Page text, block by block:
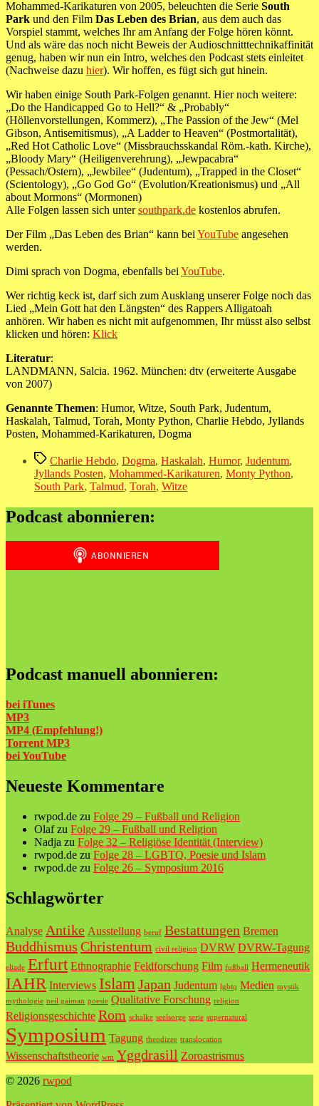
Mohammed-Karikaturen von 2005, beleuchten die Serie South
Park und den Film Das Leben des Brian, aus dem auch das
Vorspiel stammt, welches Ihr am Anfang der Folge hören könnt.
Und als wäre das noch nicht Beweis der Audioschnitttechnikaffinität
genug, haben wir nun ein Intro, welches den Podcast stets einleitet
(Nachweise dazu hier). Wir hoffen, es fügt sich gut hinein.
Wir haben einige South Park-Folgen genannt. Hier noch weitere:
„Do the Handicapped Go to Hell?“ & „Probably“
(Höllenvorstellungen, Kommerz), „The Passion of the Jew“ (Mel
Gibson, Antisemitismus), „A Ladder to Heaven“ (Postmortalität),
„Red Hot Catholic Love“ (Missbrauchsskandal Röm.-kath. Kirche),
„Bloody Mary“ (Heiligenverehrung), „Jewpacabra“
(Pessach/Ostern), „Jewbilee“ (Judentum), „Trapped in the Closet“
(Scientology), „Go God Go“ (Evolution/Kreationismus) und „All
about Mormons“ (Mormonen)
Alle Folgen lassen sich untersouthpark.de kostenlos abrufen.
Der Film „Das Leben des Brian“ kann beiYouTube angesehen
werden.
Dimi sprach von Dogma, ebenfalls beiYouTube.
Wer richtig keck ist, darf sich zum Ausklang unserer Folge noch das
Lied „Mein Gott hat den Längsten“ des Rappers Alligatoah
anhören. Wir haben es nicht mit aufgenommen, Ihr müsst also selbst
klicken und hören: Klick
Literatur:
LANDMANN, Salcia. 1962. München: dtv (erweiterte Ausgabe
von 2007)
Genannte Themen: Humor, Witze, South Park, Judentum,
Haskalah, Talmud, Torah, Monty Python, Charlie Hebdo, Jyllands
Posten, Mohammed-Karikaturen, Dogma
Schlagwörter
Charlie Hebdo, Dogma, Haskalah, Humor, Judentum,
Jyllands Posten, Mohammed-Karikaturen, Monty Python,
South Park, Talmud, Torah, Witze
Podcast abonnieren:
Podcast manuell abonnieren:
bei iTunes
MP3
MP4 (Empfehlung!)
Torrent MP3
beiYouTube
Neueste Kommentare
rwpod.de zu Folge 29 – Fußball und Religion
Olafzu Folge 29 – Fußball und Religion
Nadja zu Folge 32 – Religiöse Identität (Interview)
rwpod.de zu Folge 28 – LGBTQ, Poesie und Islam
rwpod.de zu Folge 26 – Symposium 2016
Schlagwörter
Analyse Antike Ausstellung beruf Bestattungen Bremen
Buddhismus Christentum civil religion DVRW DVRW-Tagung
eliade Erfurt Ethnographie Feldforschung Film fußball Hermeneutik
IAHR Interviews Islam Japan Judentum lgbtq Medien mystik
mythologie neil gaiman poesie Qualitative Forschung religion
Religionsgeschichte Rom schalke seelsorge serie supernatural
Symposium Tagung theodizee translocation
Wissenschaftstheorie wm Yggdrasill Zoroastrismus
© 2026 rwpod